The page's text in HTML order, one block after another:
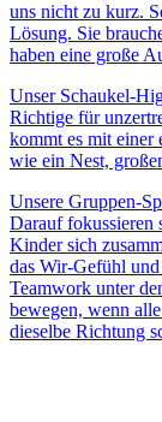
uns nicht zu kurz.
Lösung. Sie
haben eine große
Unser Schaukel-
Richtige für
kommt es mit einer
wie ein Nest,
Unsere Gruppen-
Darauf fokussieren
Kinder sich
das Wir-Gefühl
Teamwork unter
bewegen, wenn
dieselbe Richtung